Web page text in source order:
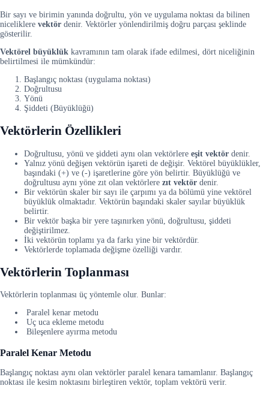
Bir sayı ve birimin yanında doğrultu, yön ve uygulama noktası da bilinen
niceliklere vektör denir. Vektörler yönlendirilmiş doğru parçası şeklinde
gösterilir.
Vektörel büyüklük kavramının tam olarak ifade edilmesi, dört niceliğinin
belirtilmesi ile mümkündür:
Başlangıç noktası (uygulama noktası)
Doğrultusu
Yönü
Şiddeti (Büyüklüğü)
Vektörlerin Özellikleri
Doğrultusu, yönü ve şiddeti aynı olan vektörlere eşit vektör denir.
Yalnız yönü değişen vektörün işareti de değişir. Vektörel büyüklükler,
başındaki (+) ve (-) işaretlerine göre yön belirtir. Büyüklüğü ve
doğrultusu aynı yöne zıt olan vektörlere zıt vektör denir.
Bir vektörün skaler bir sayı ile çarpımı ya da bölümü yine vektörel
büyüklük olmaktadır. Vektörün başındaki skaler sayılar büyüklük
belirtir.
Bir vektör başka bir yere taşınırken yönü, doğrultusu, şiddeti
değiştirilmez.
İki vektörün toplamı ya da farkı yine bir vektördür.
Vektörlerde toplamada değişme özelliği vardır.
Vektörlerin Toplanması
Vektörlerin toplanması üç yöntemle olur. Bunlar:
Paralel kenar metodu
Uç uca ekleme metodu
Bileşenlere ayırma metodu
Paralel Kenar Metodu
Başlangıç noktası aynı olan vektörler paralel kenara tamamlanır. Başlangıç
noktası ile kesim noktasını birleştiren vektör, toplam vektörü verir.